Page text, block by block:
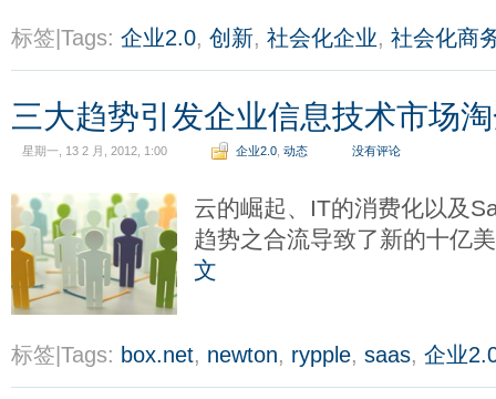
标签|Tags: 企业2.0, 创新, 社会化企业, 社会化商
三大趋势引发企业信息技术市场
星期一, 13 2 月, 2012, 1:00 企业2.0 动态 没有评论
云的崛起、IT的消费化以及
趋势之合流导致了新的十亿
文
标签|Tags: box.net, newton, rypple, saas, 企业